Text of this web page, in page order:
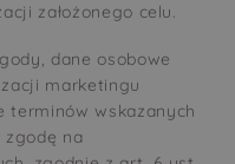
założonego celu.
dane osobowe
marketingu
terminów wskazanych
zgodę na